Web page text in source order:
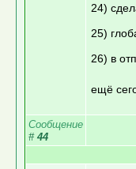
24)
25)
26) в
ещё
Сообщение
# 44